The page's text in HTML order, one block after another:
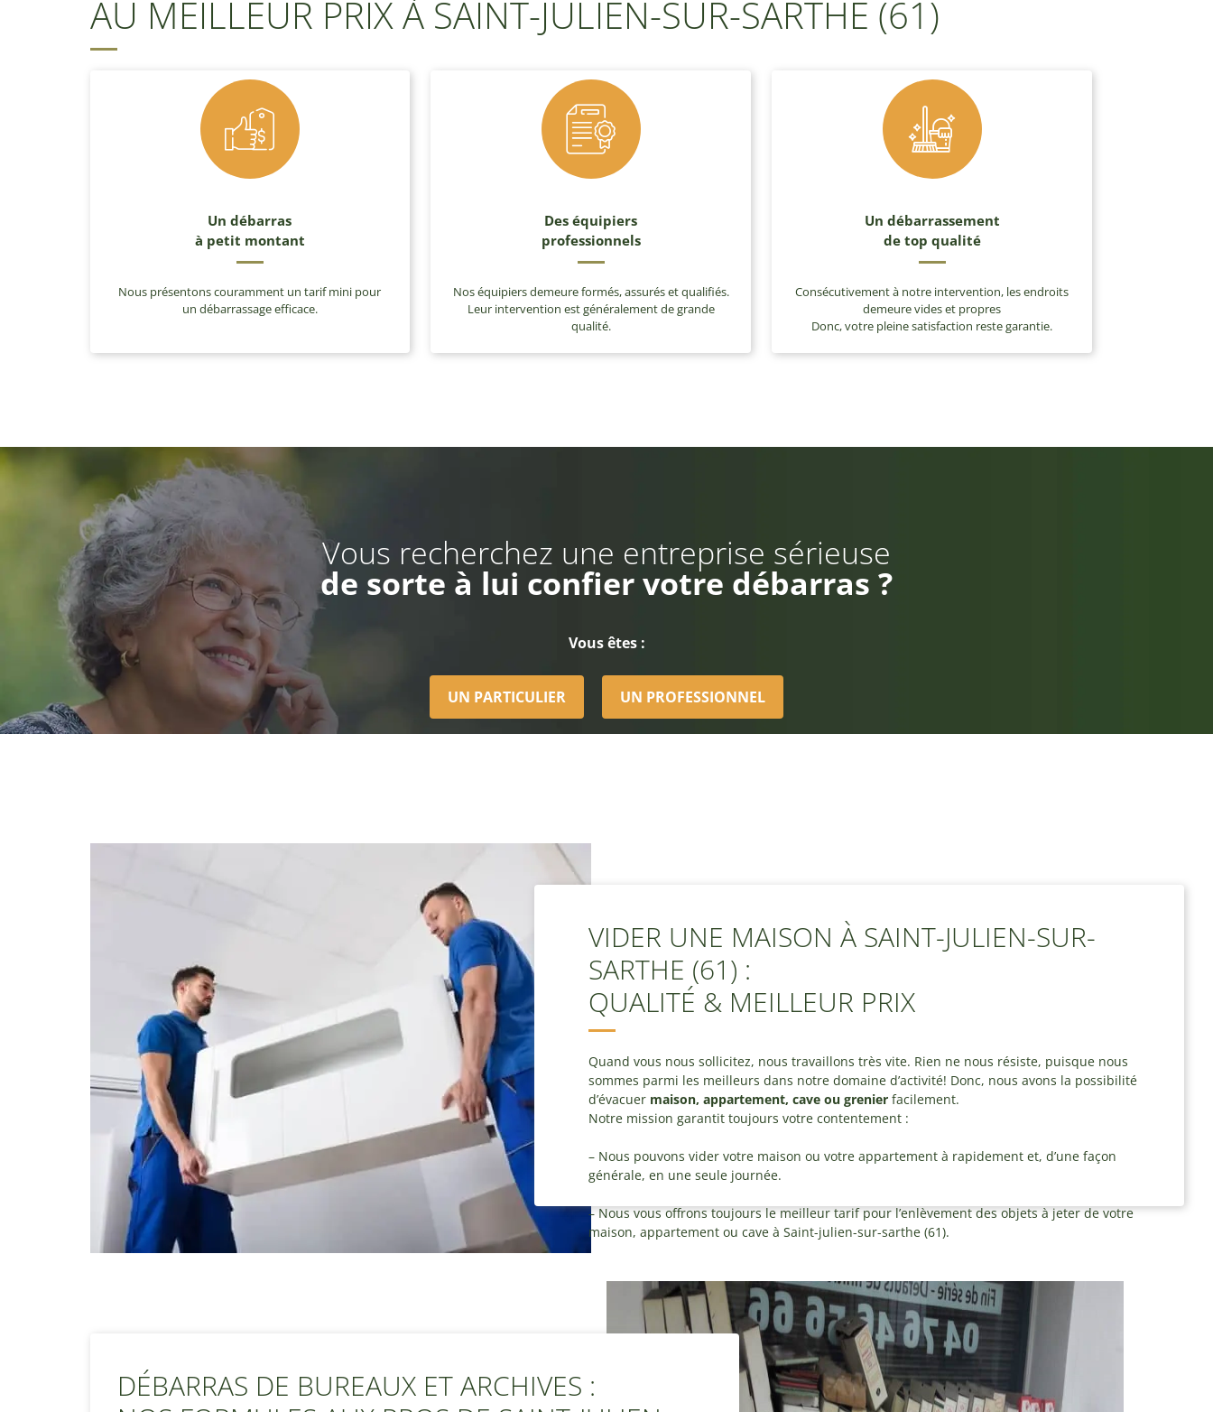
AU MEILLEUR PRIX À SAINT-JULIEN-SUR-SARTHE (61)
Un débarras
à petit montant
Nous présentons couramment un tarif mini pour
un débarrassage efficace.
Des équipiers
professionnels
Nos équipiers demeure formés, assurés et qualifiés.
Leur intervention est généralement de grande
qualité.
Un débarrassement
de top qualité
Consécutivement à notre intervention, les endroits
demeure vides et propres
Donc, votre pleine satisfaction reste garantie.
Vous recherchez une entreprise sérieuse
de sorte à lui confier votre débarras ?
Vous êtes :
UN PARTICULIER UN PROFESSIONNEL
VIDER UNE MAISON À SAINT-JULIEN-SUR-
SARTHE (61) :
QUALITÉ & MEILLEUR PRIX
Quand vous nous sollicitez, nous travaillons très vite. Rien ne nous résiste, puisque nous
sommes parmi les meilleurs dans notre domaine d’activité! Donc, nous avons la possibilité
d’évacuer maison, appartement, cave ou grenierfacilement.
Notre mission garantit toujours votre contentement :
– Nous pouvons vider votre maison ou votre appartement à rapidement et, d’une façon
générale, en une seule journée.
– Nous vous offrons toujours le meilleur tarif pour l’enlèvement des objets à jeter de votre
maison, appartement ou cave à Saint-julien-sur-sarthe (61).
DÉBARRAS DE BUREAUX ET ARCHIVES :